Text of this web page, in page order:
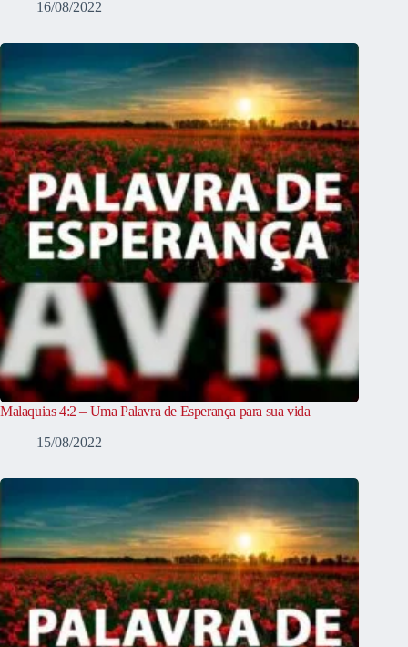
16/08/2022
Malaquias 4:2 – Uma Palavra de Esperança para sua vida
15/08/2022